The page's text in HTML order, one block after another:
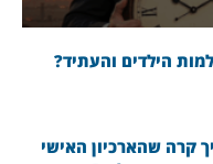
הילדים והעתיד?
קרה שהארכיון האישי